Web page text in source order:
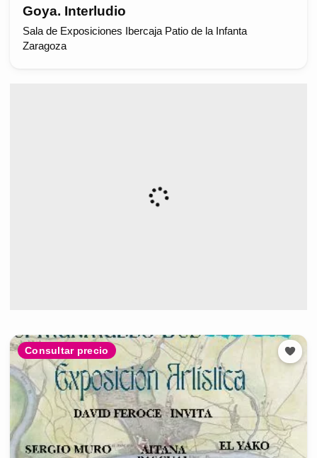
Goya. Interludio
Sala de Exposiciones Ibercaja Patio de la Infanta
Zaragoza
Consultar precio